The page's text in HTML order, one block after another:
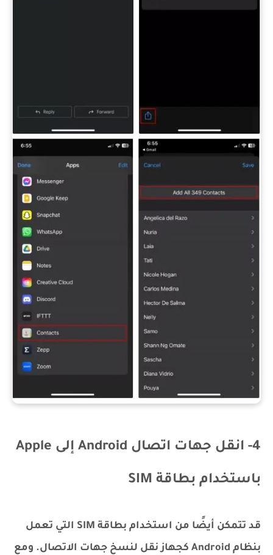
4- انقل جهات اتصال Android إلى Apple
باستخدام بطاقة SIM
قد تتمكن أيضًا من استخدام بطاقة SIM التي تعمل
بنظام Android كجهاز نقل لنسخ جهات الاتصال. ومع